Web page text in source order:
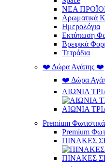
ΝΕΑ
Αρωματικά
Ημερολόγια
Εκτύπωση
Βρεφικά
Τετράδια
❤️ Δώρα Αγάπης ❤️
❤️ Δώρα
ΑΙΩΝΙΑ
ΑΙΩΝΙΑ
Premium Φωτιστικά
Premium
ΠΙΝΑΚΕΣ
ΠΙΝΑΚΕΣ